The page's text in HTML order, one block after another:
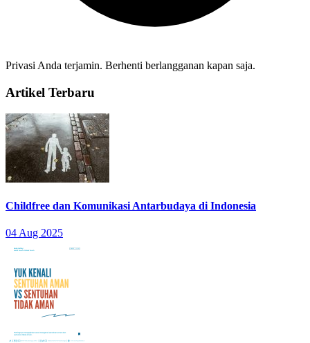
Privasi Anda terjamin. Berhenti berlangganan kapan saja.
Artikel Terbaru
Childfree dan Komunikasi Antarbudaya di Indonesia
04 Aug 2025